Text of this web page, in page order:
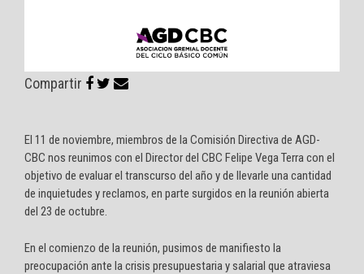
Compartir
El 11 de noviembre, miembros de la Comisión Directiva de AGD-
CBC nos reunimos con el Director del CBC Felipe Vega Terra con el
objetivo de evaluar el transcurso del año y de llevarle una cantidad
de inquietudes y reclamos, en parte surgidos en la reunión abierta
del 23 de octubre.
En el comienzo de la reunión, pusimos de manifiesto la
preocupación ante la crisis presupuestaria y salarial que atraviesa